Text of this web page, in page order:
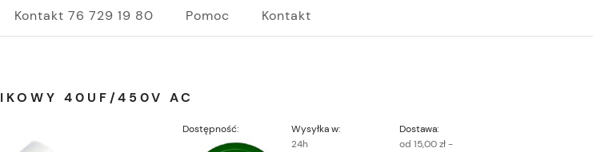
Kontakt 76 729 19 80 Pomoc Kontakt
40UF/450V AC
Dostępność:
Wysyłka w:
24h
Dostawa:
od 15,00 zł -